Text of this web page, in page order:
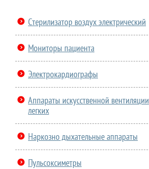
Стерилизатор воздух электрический
Мониторы пациента
Электрокардиографы
Аппараты искусственной вентиляции
легких
Наркозно дыхательные аппараты
Пульсоксиметры